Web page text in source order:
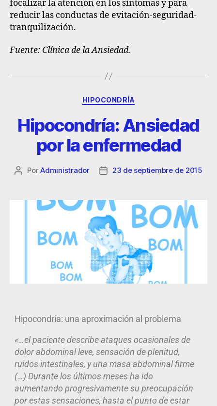
focalizar la atención en los síntomas y para
reducir las conductas de evitación-seguridad-
tranquilización.
Fuente: Clínica de la Ansiedad.
HIPOCONDRÍA
Hipocondría: Ansiedad
por la enfermedad
PorAdministrador 23 de septiembre de 2015
Hipocondría: una aproximación al problema
«…el paciente describe ataques ocasionales de
dolor abdominal leve, sensación de plenitud,
ruidos intestinales, y una masa abdominal firme
(…) Durante los últimos meses ha ido
aumentando progresivamente su preocupación
por estas sensaciones, hasta el punto de estar